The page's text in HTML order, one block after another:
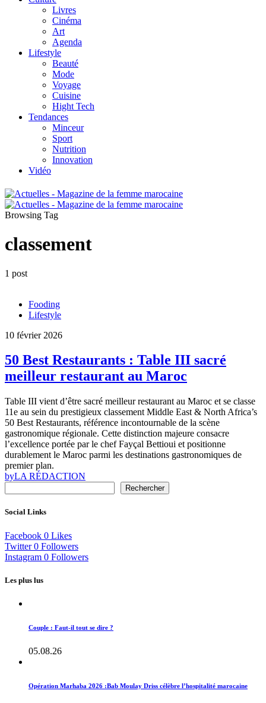
Livres
Cinéma
Art
Agenda
Lifestyle
Beauté
Mode
Voyage
Cuisine
Hight Tech
Tendances
Minceur
Sport
Nutrition
Innovation
Vidéo
Browsing Tag
classement
1 post
Fooding
Lifestyle
10 février 2026
50 Best Restaurants : Table III sacré
meilleur restaurant au Maroc
Table III vient d’être sacré meilleur restaurant au Maroc et se classe
11e au sein du prestigieux classement Middle East & North Africa’s
50 Best Restaurants, référence incontournable de la scène
gastronomique régionale. Cette distinction majeure consacre
l’excellence portée par le chef Fayçal Bettioui et positionne
durablement le Maroc parmi les destinations gastronomiques de
premier plan.
byLA RÉDACTION
Rechercher
Social Links
Facebook 0 Likes
Twitter 0 Followers
Instagram 0 Followers
Les plus lus
Couple : Faut-il tout se dire ?
05.08.26
Opération Marhaba 2026 :Bab Moulay Driss célèbre l’hospitalité marocaine